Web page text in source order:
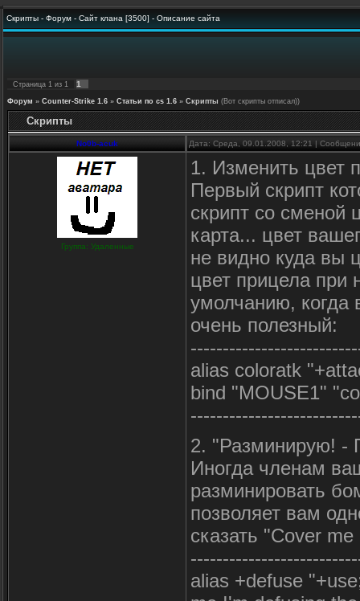
Скрипты - Форум - Сайт клана [3500] - Описание сайта
Страница 1 из 1 1
Форум » Counter-Strike 1.6 » Статьи по cs 1.6 » Скрипты (Вот скрипты отписал))
Скрипты
No0b-acuk Дата: Среда, 09.01.2008, 12:21 |
Группа: Удаленные
1. Изменить цвет
Первый скрипт
скрипт со сменой
карта... цвет
не видно куда вы
цвет прицела при
умолчанию, когда
очень полезный:
alias coloratk
bind "MOUSE1"
2. "Разминирую! -
Иногда членам
разминировать
позволяет вам
сказать "Cover
alias +defuse